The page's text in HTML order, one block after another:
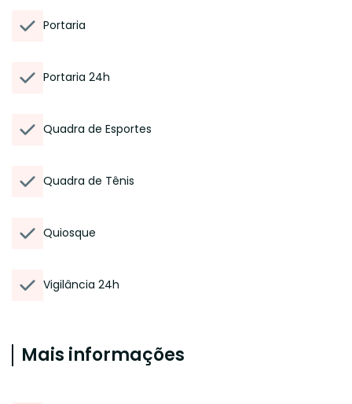
Portaria
Portaria 24h
Quadra de Esportes
Quadra de Tênis
Quiosque
Vigilância 24h
Mais informações